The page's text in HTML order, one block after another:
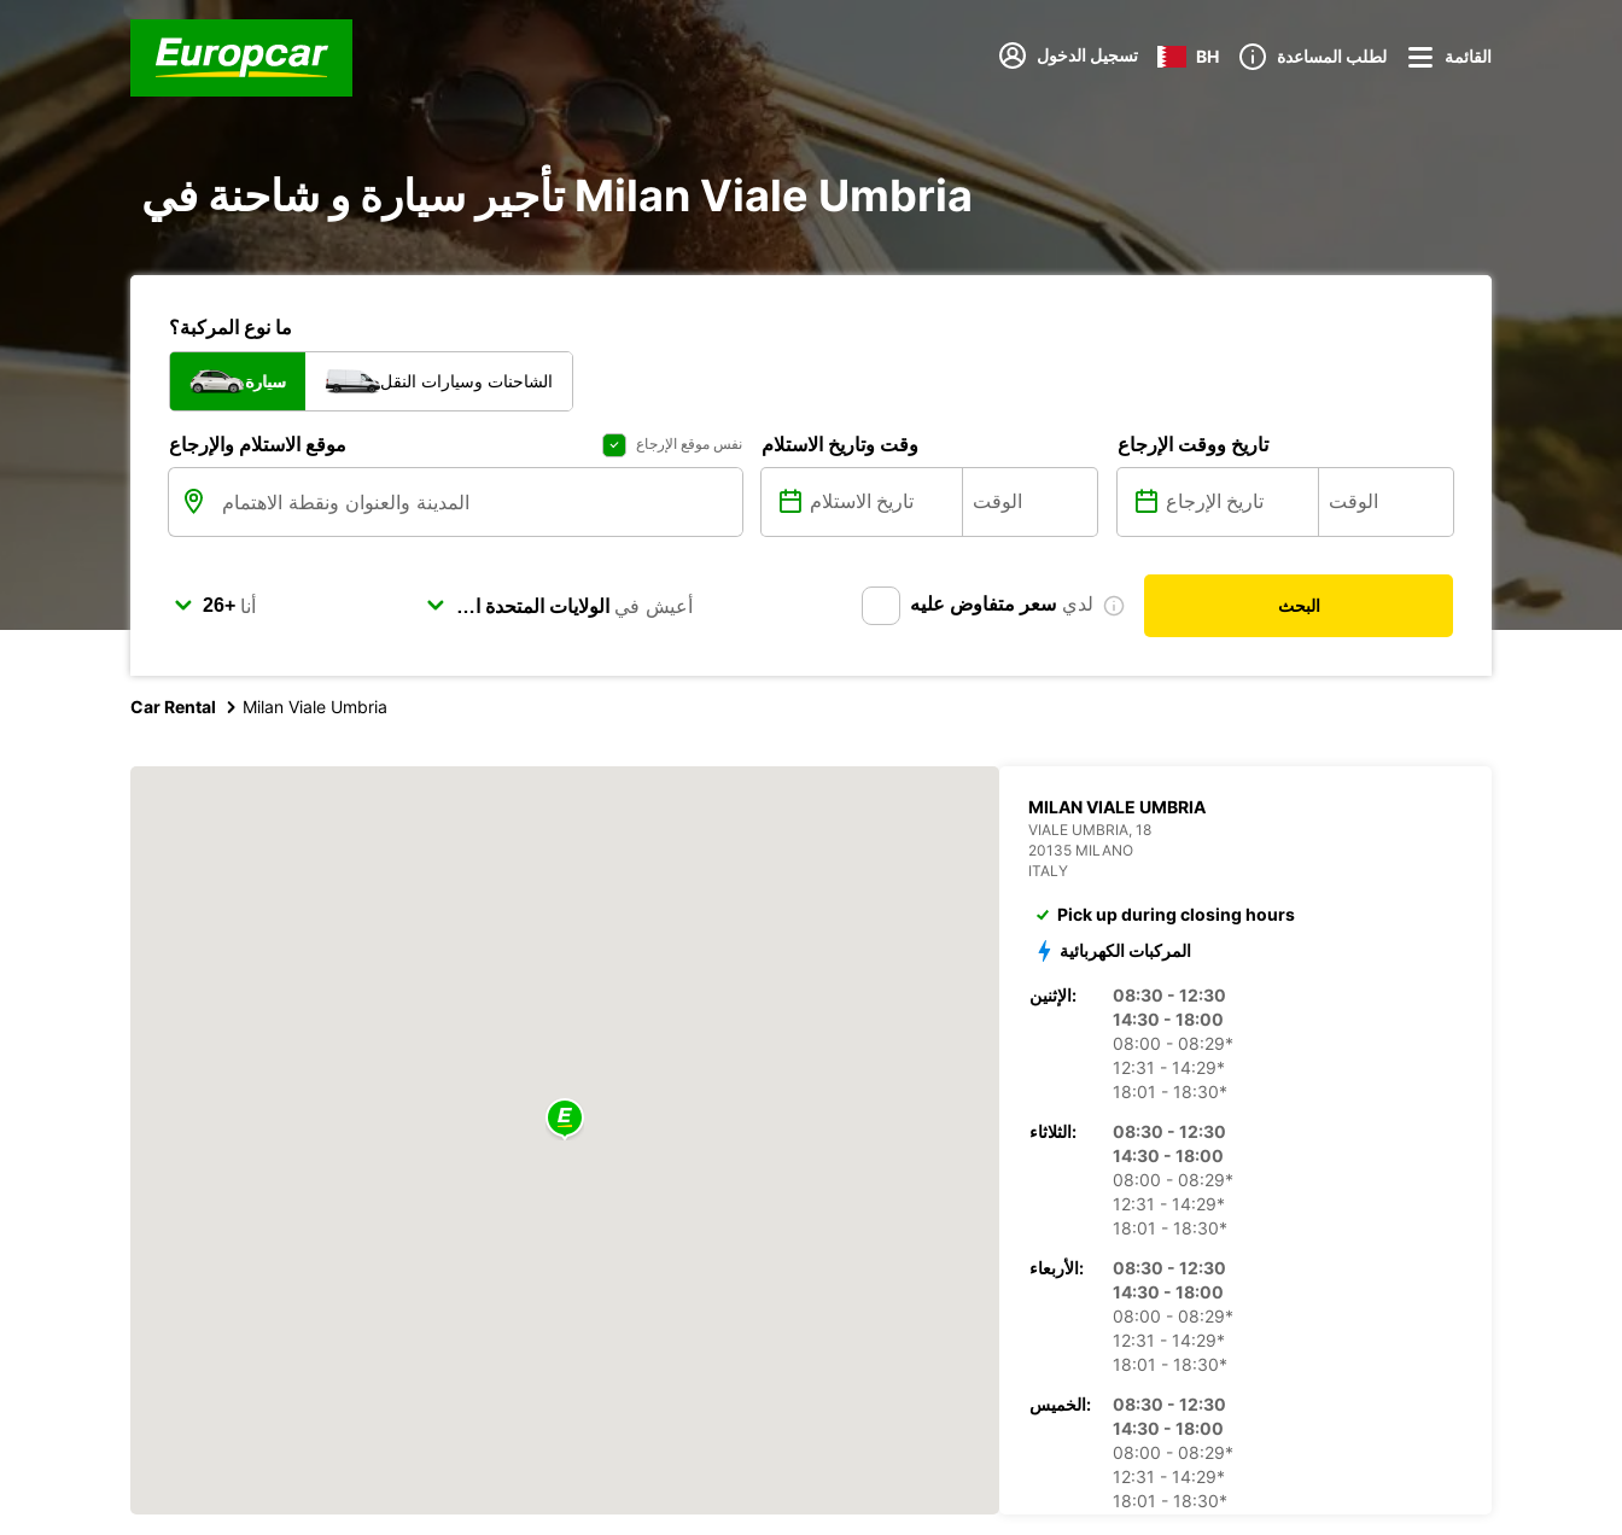
تسجيل الدخول BH لطلب المساعدة القائمة
تأجير سيارة و شاحنة في Milan Viale Umbria
ما نوع المركبة؟
سيارة الشاحنات وسيارات النقل
موقع الاستلام والإرجاع نفس موقع الإرجاع وقت وتاريخ الاستلام تاريخ ووقت الإرجاع
أنا أعيش في لدي سعر متفاوض عليه البحث
Car Rental Milan Viale Umbria
MILAN VIALE UMBRIA
VIALE UMBRIA, 18
20135 MILANO
ITALY
Pick up during closing hours
المركبات الكهربائية
الإثنين:
08:30 - 12:30
14:30 - 18:00
08:00 - 08:29*
12:31 - 14:29*
18:01 - 18:30*
الثلاثاء:
08:30 - 12:30
14:30 - 18:00
08:00 - 08:29*
12:31 - 14:29*
18:01 - 18:30*
الأربعاء:
08:30 - 12:30
14:30 - 18:00
08:00 - 08:29*
12:31 - 14:29*
18:01 - 18:30*
الخميس:
08:30 - 12:30
14:30 - 18:00
08:00 - 08:29*
12:31 - 14:29*
18:01 - 18:30*